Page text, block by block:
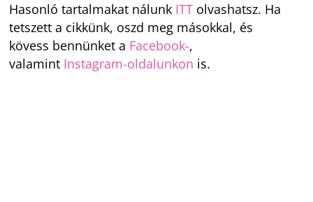
Hasonló tartalmakat nálunk ITT olvashatsz. Ha
tetszett a cikkünk, oszd meg másokkal, és
kövess bennünket a Facebook-,
valamint Instagram-oldalunkon is.